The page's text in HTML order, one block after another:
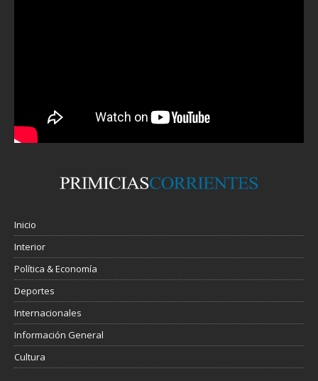
Inicio
Interior
Política & Economía
Deportes
Internacionales
Información General
Cultura